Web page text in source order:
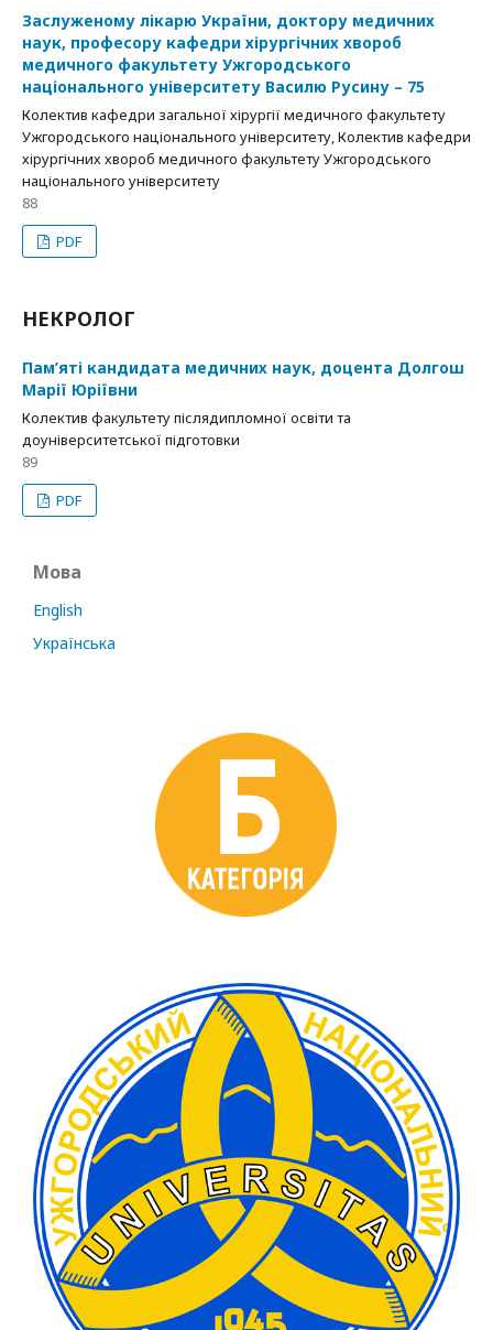
Заслуженому лікарю України, доктору медичних
наук, професору кафедри хірургічних хвороб
медичного факультету Ужгородського
національного університету Василю Русину – 75
Колектив кафедри загальної хірургії медичного факультету
Ужгородського національного університету, Колектив кафедри
хірургічних хвороб медичного факультету Ужгородського
національного університету
88
PDF
НЕКРОЛОГ
Пам’яті кандидата медичних наук, доцента Долгош
Марії Юріївни
Колектив факультету післядипломної освіти та
доуніверситетської підготовки
89
PDF
Мова
English
Українська